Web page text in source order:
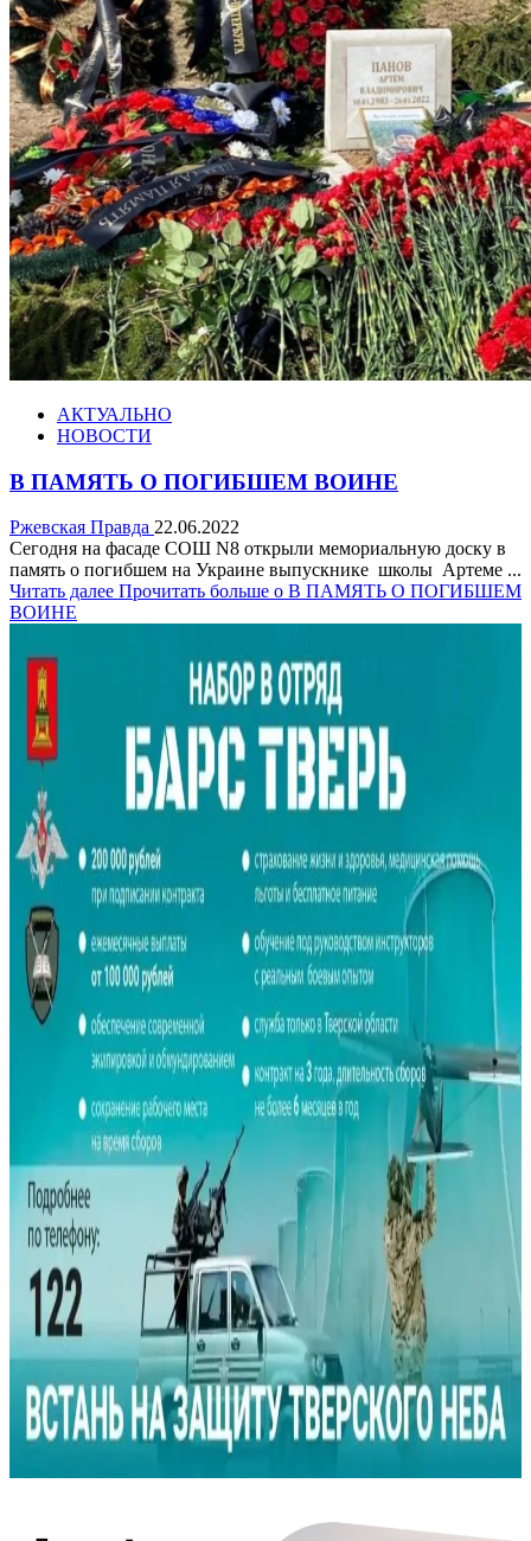
АКТУАЛЬНО
НОВОСТИ
В ПАМЯТЬ О ПОГИБШЕМ ВОИНЕ
Ржевская Правда 22.06.2022
Сегодня на фасаде СОШ N8 открыли мемориальную доску в
память о погибшем на Украине выпускнике школы Артеме ...
Читать далее Прочитать больше о В ПАМЯТЬ О ПОГИБШЕМ
ВОИНЕ